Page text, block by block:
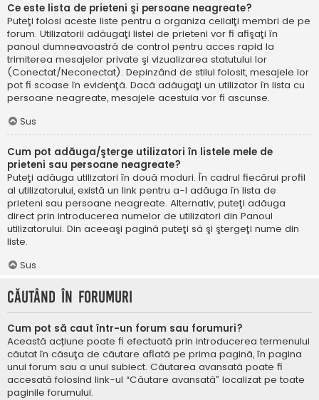
Ce este lista de prieteni şi persoane neagreate?
Puteţi folosi aceste liste pentru a organiza ceilalţi membri de pe
forum. Utilizatorii adăugaţi listei de prieteni vor fi afişaţi în
panoul dumneavoastră de control pentru acces rapid la
trimiterea mesajelor private şi vizualizarea statutului lor
(Conectat/Neconectat). Depinzând de stilul folosit, mesajele lor
pot fi scoase în evidenţă. Dacă adăugaţi un utilizator în lista cu
persoane neagreate, mesajele acestuia vor fi ascunse.
Sus
Cum pot adăuga/şterge utilizatori în listele mele de
prieteni sau persoane neagreate?
Puteţi adăuga utilizatori în două moduri. În cadrul fiecărui profil
al utilizatorului, există un link pentru a-l adăuga în lista de
prieteni sau persoane neagreate. Alternativ, puteţi adăuga
direct prin introducerea numelor de utilizatori din Panoul
utilizatorului. Din aceeaşi pagină puteţi să şi ştergeţi nume din
liste.
Sus
Căutând în forumuri
Cum pot să caut într-un forum sau forumuri?
Această acțiune poate fi efectuată prin introducerea termenului
căutat în căsuţa de căutare aflată pe prima pagină, în pagina
unui forum sau a unui subiect. Căutarea avansată poate fi
accesată folosind link-ul “Căutare avansată” localizat pe toate
paginile forumului.